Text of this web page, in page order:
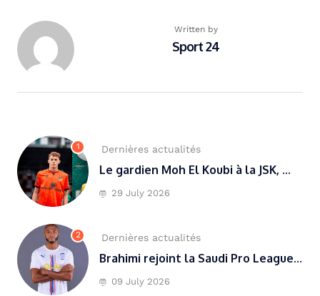
Written by
Sport 24
1 Dernières actualités
Le gardien Moh El Koubi à la JSK, ...
29 July 2026
2 Dernières actualités
Brahimi rejoint la Saudi Pro League...
09 July 2026